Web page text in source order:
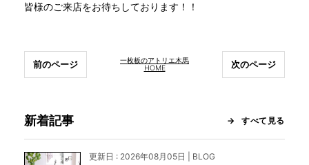
皆様のご来店をお待ちしております！！
一枚板のアトリエ木馬
HOME
前のページ 次のページ
新着記事 すべて見る
更新日 : 2026年08月05日 | BLOG